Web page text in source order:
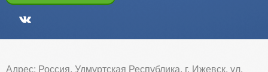
Адрес: Россия, Удмуртская Республика, г. Ижевск, ул.